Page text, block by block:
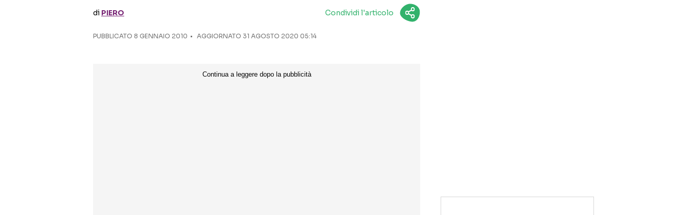
di PIERO Condividi l'articolo
PUBBLICATO 8 GENNAIO 2010 AGGIORNATO 31 AGOSTO 2020 05:14